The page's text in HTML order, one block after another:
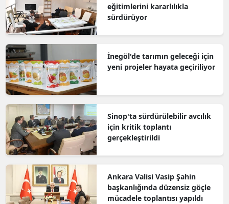
eğitimlerini kararlılıkla
sürdürüyor
İnegöl'de tarımın geleceği için
yeni projeler hayata geçiriliyor
Sinop'ta sürdürülebilir avcılık
için kritik toplantı
gerçekleştirildi
Ankara Valisi Vasip Şahin
başkanlığında düzensiz göçle
mücadele toplantısı yapıldı